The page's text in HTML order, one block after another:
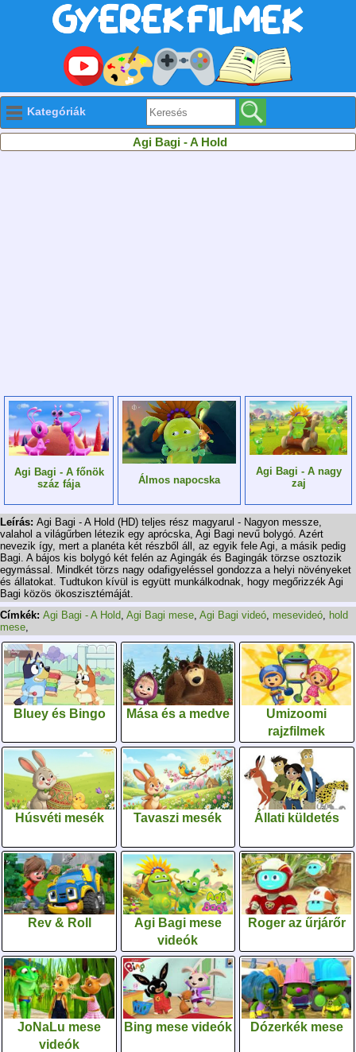
Kategóriák
Agi Bagi - A Hold
Agi Bagi - A főnök
száz fája
Álmos napocska
Agi Bagi - A nagy
zaj
Leírás: Agi Bagi - A Hold (HD) teljes rész magyarul - Nagyon messze,
valahol a világűrben létezik egy aprócska, Agi Bagi nevű bolygó. Azért
nevezik így, mert a planéta két részből áll, az egyik fele Agi, a másik pedig
Bagi. A bájos kis bolygó két felén az Agingák és Bagingák törzse osztozik
egymással. Mindkét törzs nagy odafigyeléssel gondozza a helyi növényeket
és állatokat. Tudtukon kívül is együtt munkálkodnak, hogy megőrizzék Agi
Bagi közös ökoszisztémáját.
Címkék: Agi Bagi - A Hold, Agi Bagi mese, Agi Bagi videó, mesevideó, hold
mese,
Bluey és Bingo Mása és a medve
Umizoomi
rajzfilmek
Húsvéti mesék Tavaszi mesék Állati küldetés
Rev & Roll
Agi Bagi mese
videók
Roger az űrjárőr
JoNaLu mese
videók
Bing mese videók Dózerkék mese